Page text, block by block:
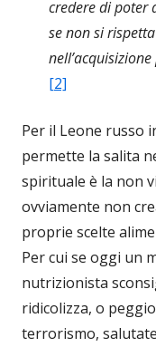
credere di poter
se non si
[2]
Per il Leone russo
permette la salita
spirituale è la non
ovviamente non
proprie scelte
Per cui se oggi un
nutrizionista
ridicolizza, o
terrorismo,